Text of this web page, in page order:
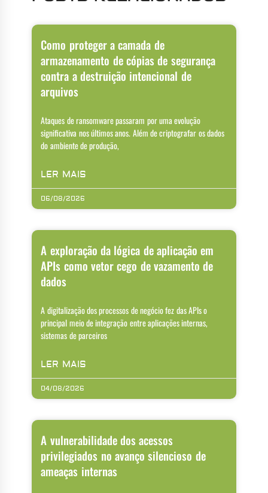
Como proteger a camada de
armazenamento de cópias de segurança
contra a destruição intencional de
arquivos
Ataques de ransomware passaram por uma evolução
significativa nos últimos anos. Além de criptografar os dados
do ambiente de produção,
LER MAIS
06/08/2026
A exploração da lógica de aplicação em
APIs como vetor cego de vazamento de
dados
A digitalização dos processos de negócio fez das APIs o
principal meio de integração entre aplicações internas,
sistemas de parceiros
LER MAIS
04/08/2026
A vulnerabilidade dos acessos
privilegiados no avanço silencioso de
ameaças internas